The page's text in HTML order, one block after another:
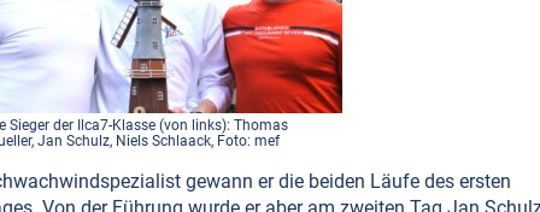
Sieger der Ilca7-Klasse (von links): Thomas
Jan Schulz, Niels Schlaack, Foto: mef
gewann er die beiden Läufe des ersten
Von der Führung wurde er aber am zweiten Tag Jan